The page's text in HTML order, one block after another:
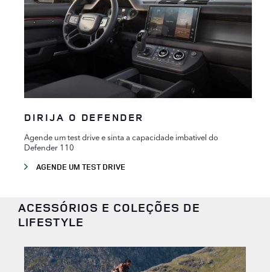
DIRIJA O DEFENDER
Agende um test drive e sinta a capacidade imbativel do
Defender 110
AGENDE UM TEST DRIVE
ACESSÓRIOS E COLEÇÕES DE
LIFESTYLE